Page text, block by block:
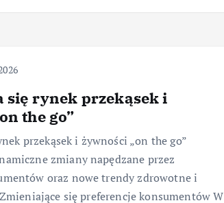
się rynek przekąsek i
the go”
przekąsek i żywności „on the go”
zmiany napędzane przez
oraz nowe trendy zdrowotne i
się preferencje konsumentów W